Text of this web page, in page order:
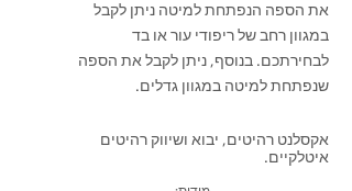
את הספה הנפתחת למיטה ניתן לקבל
במגוון רחב של ריפודי עור או בד
לבחירתכם. בנוסף, ניתן לקבל את הספה
שנפתחת למיטה במגוון גדלים.
אקסלנט רהיטים, יבוא ושיווק רהיטים
איטלקיים.